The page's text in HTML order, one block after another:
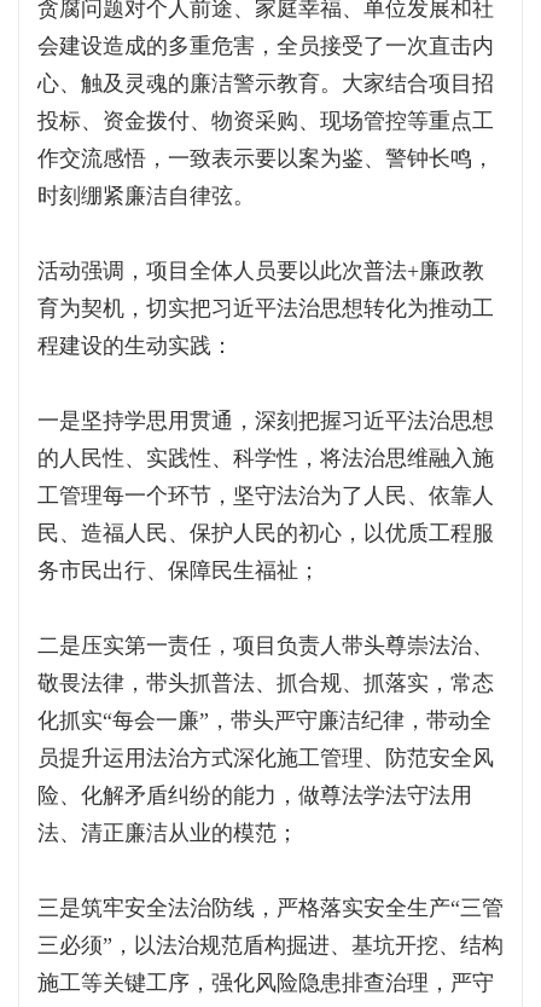
贪腐问题对个人前途、家庭幸福、单位发展和社
会建设造成的多重危害，全员接受了一次直击内
心、触及灵魂的廉洁警示教育。大家结合项目招
投标、资金拨付、物资采购、现场管控等重点工
作交流感悟，一致表示要以案为鉴、警钟长鸣，
时刻绷紧廉洁自律弦。
活动强调，项目全体人员要以此次普法+廉政教
育为契机，切实把习近平法治思想转化为推动工
程建设的生动实践：
一是坚持学思用贯通，深刻把握习近平法治思想
的人民性、实践性、科学性，将法治思维融入施
工管理每一个环节，坚守法治为了人民、依靠人
民、造福人民、保护人民的初心，以优质工程服
务市民出行、保障民生福祉；
二是压实第一责任，项目负责人带头尊崇法治、
敬畏法律，带头抓普法、抓合规、抓落实，常态
化抓实“每会一廉”，带头严守廉洁纪律，带动全
员提升运用法治方式深化施工管理、防范安全风
险、化解矛盾纠纷的能力，做尊法学法守法用
法、清正廉洁从业的模范；
三是筑牢安全法治防线，严格落实安全生产“三管
三必须”，以法治规范盾构掘进、基坑开挖、结构
施工等关键工序，强化风险隐患排查治理，严守